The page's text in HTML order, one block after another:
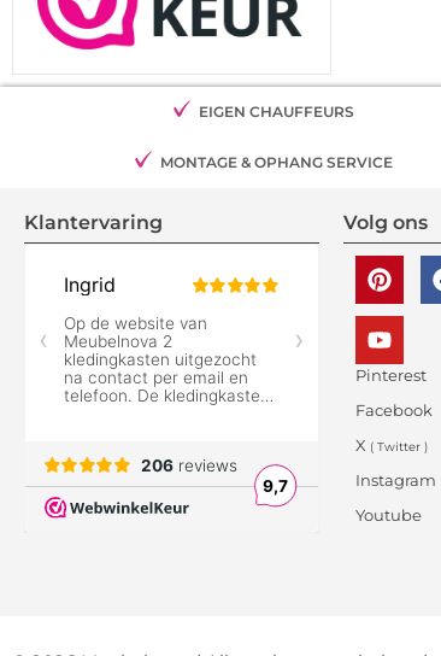
EIGEN CHAUFFEURS
MONTAGE & OPHANG SERVICE
Klantervaring Volg ons
Pinterest
Facebook
X ( Twitter )
Instagram
Youtube